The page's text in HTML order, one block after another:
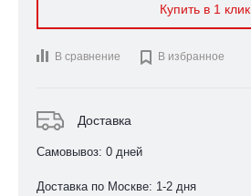
Купить в 1 клик
В сравнение  В избранное
Доставка
Самовывоз: 0 дней
Доставка по Москве: 1-2 дня